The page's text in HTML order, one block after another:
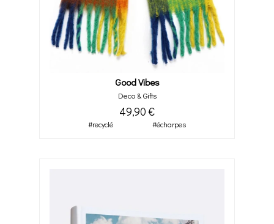
Good Vibes
Deco & Gifts
49,90 €
#recyclé #écharpes